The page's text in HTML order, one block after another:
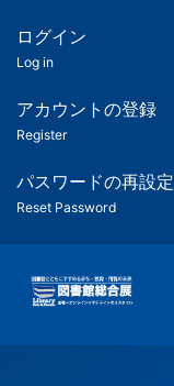
ツ
匿
名
ユ
ー
ー
用
メ
ログイン
Log in
アカウントの登録
Register
パスワードの再設定
Reset Password